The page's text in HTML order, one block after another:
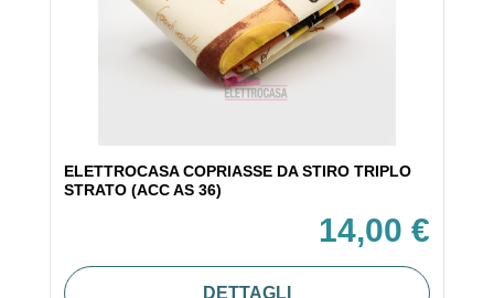
ELETTROCASA COPRIASSE DA STIRO TRIPLO
STRATO (ACC AS 36)
14,00 €
DETTAGLI